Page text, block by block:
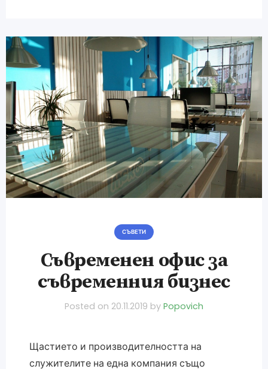
СЪВЕТИ
Съвременен офис за
съвременния бизнес
Posted on 20.11.2019 by Popovich
Щастието и производителността на
служителите на една компания също